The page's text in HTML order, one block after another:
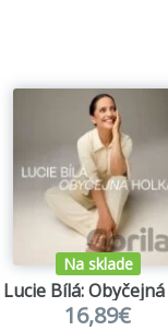
Na sklade
16,89€